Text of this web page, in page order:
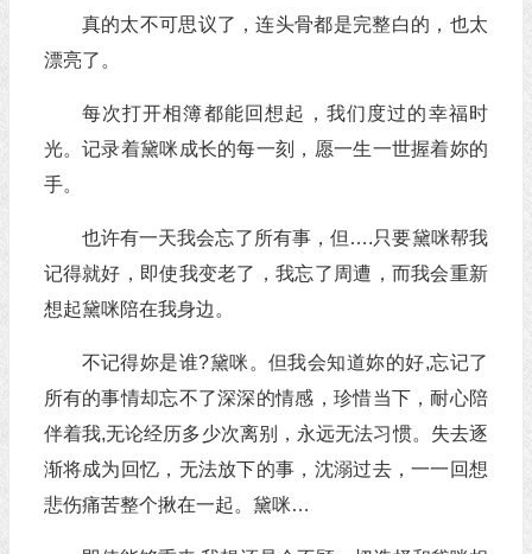
真的太不可思议了，连头骨都是完整白的，也太
漂亮了。
每次打开相簿都能回想起，我们度过的幸福时
光。记录着黛咪成长的每一刻，愿一生一世握着妳的
手。
也许有一天我会忘了所有事，但….只要黛咪帮我
记得就好，即使我变老了，我忘了周遭，而我会重新
想起黛咪陪在我身边。
不记得妳是谁?黛咪。但我会知道妳的好,忘记了
所有的事情却忘不了深深的情感，珍惜当下，耐心陪
伴着我,无论经历多少次离别，永远无法习惯。失去逐
渐将成为回忆，无法放下的事，沈溺过去，一一回想
悲伤痛苦整个揪在一起。黛咪…